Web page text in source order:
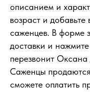
описанием и
возраст и добавьте
саженцев. В форме
доставки и
перезвонит Оксана
Саженцы
сможете оплатить